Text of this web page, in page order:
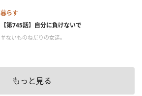
暮らす
【第745話】自分に負けないで
＃ないものねだりの女達。
もっと見る